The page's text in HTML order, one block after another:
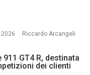
Riccardo Arcangeli
911 GT4 R, destinata
dei clienti